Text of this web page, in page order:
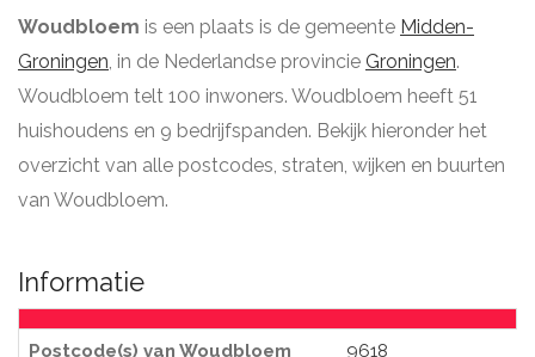
Woudbloem is een plaats is de gemeente Midden-
Groningen, in de Nederlandse provincie Groningen.
Woudbloem telt 100 inwoners. Woudbloem heeft 51
huishoudens en 9 bedrijfspanden. Bekijk hieronder het
overzicht van alle postcodes, straten, wijken en buurten
van Woudbloem.
Informatie
Postcode(s) van Woudbloem 9618